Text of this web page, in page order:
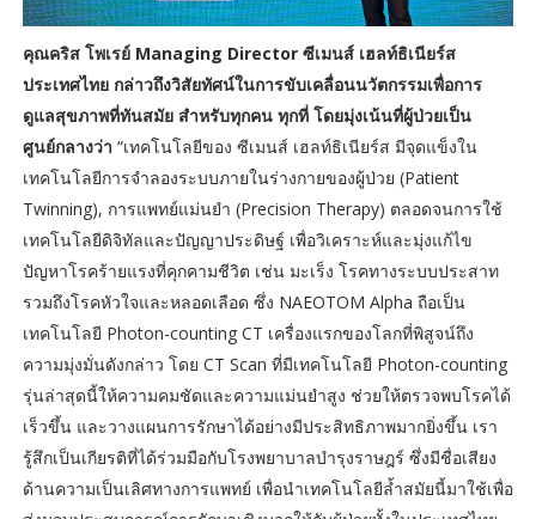
คุณคริส โพเรย์ Managing Director ซีเมนส์ เฮลท์ธิเนียร์ส
ประเทศไทย กล่าวถึงวิสัยทัศน์ในการขับเคลื่อนนวัตกรรมเพื่อการ
ดูแลสุขภาพที่ทันสมัย สำหรับทุกคน ทุกที่ โดยมุ่งเน้นที่ผู้ป่วยเป็น
ศูนย์กลางว่า “เทคโนโลยีของ ซีเมนส์ เฮลท์ธิเนียร์ส มีจุดแข็งใน
เทคโนโลยีการจำลองระบบภายในร่างกายของผู้ป่วย (Patient
Twinning), การแพทย์แม่นยำ (Precision Therapy) ตลอดจนการใช้
เทคโนโลยีดิจิทัลและปัญญาประดิษฐ์ เพื่อวิเคราะห์และมุ่งแก้ไข
ปัญหาโรคร้ายแรงที่คุกคามชีวิต เช่น มะเร็ง โรคทางระบบประสาท
รวมถึงโรคหัวใจและหลอดเลือด ซึ่ง NAEOTOM Alpha ถือเป็น
เทคโนโลยี Photon-counting CT เครื่องแรกของโลกที่พิสูจน์ถึง
ความมุ่งมั่นดังกล่าว โดย CT Scan ที่มีเทคโนโลยี Photon-counting
รุ่นล่าสุดนี้ให้ความคมชัดและความแม่นยำสูง ช่วยให้ตรวจพบโรคได้
เร็วขึ้น และวางแผนการรักษาได้อย่างมีประสิทธิภาพมากยิ่งขึ้น เรา
รู้สึกเป็นเกียรติที่ได้ร่วมมือกับโรงพยาบาลบำรุงราษฎร์ ซึ่งมีชื่อเสียง
ด้านความเป็นเลิศทางการแพทย์ เพื่อนำเทคโนโลยีล้ำสมัยนี้มาใช้เพื่อ